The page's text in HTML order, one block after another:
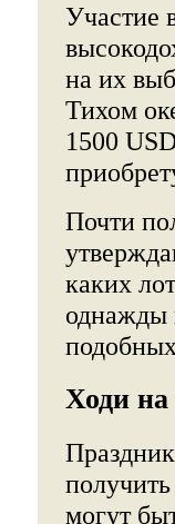
Участие
на их
Тихом
1500
Почти
каких
однажды
Ходи на
могут